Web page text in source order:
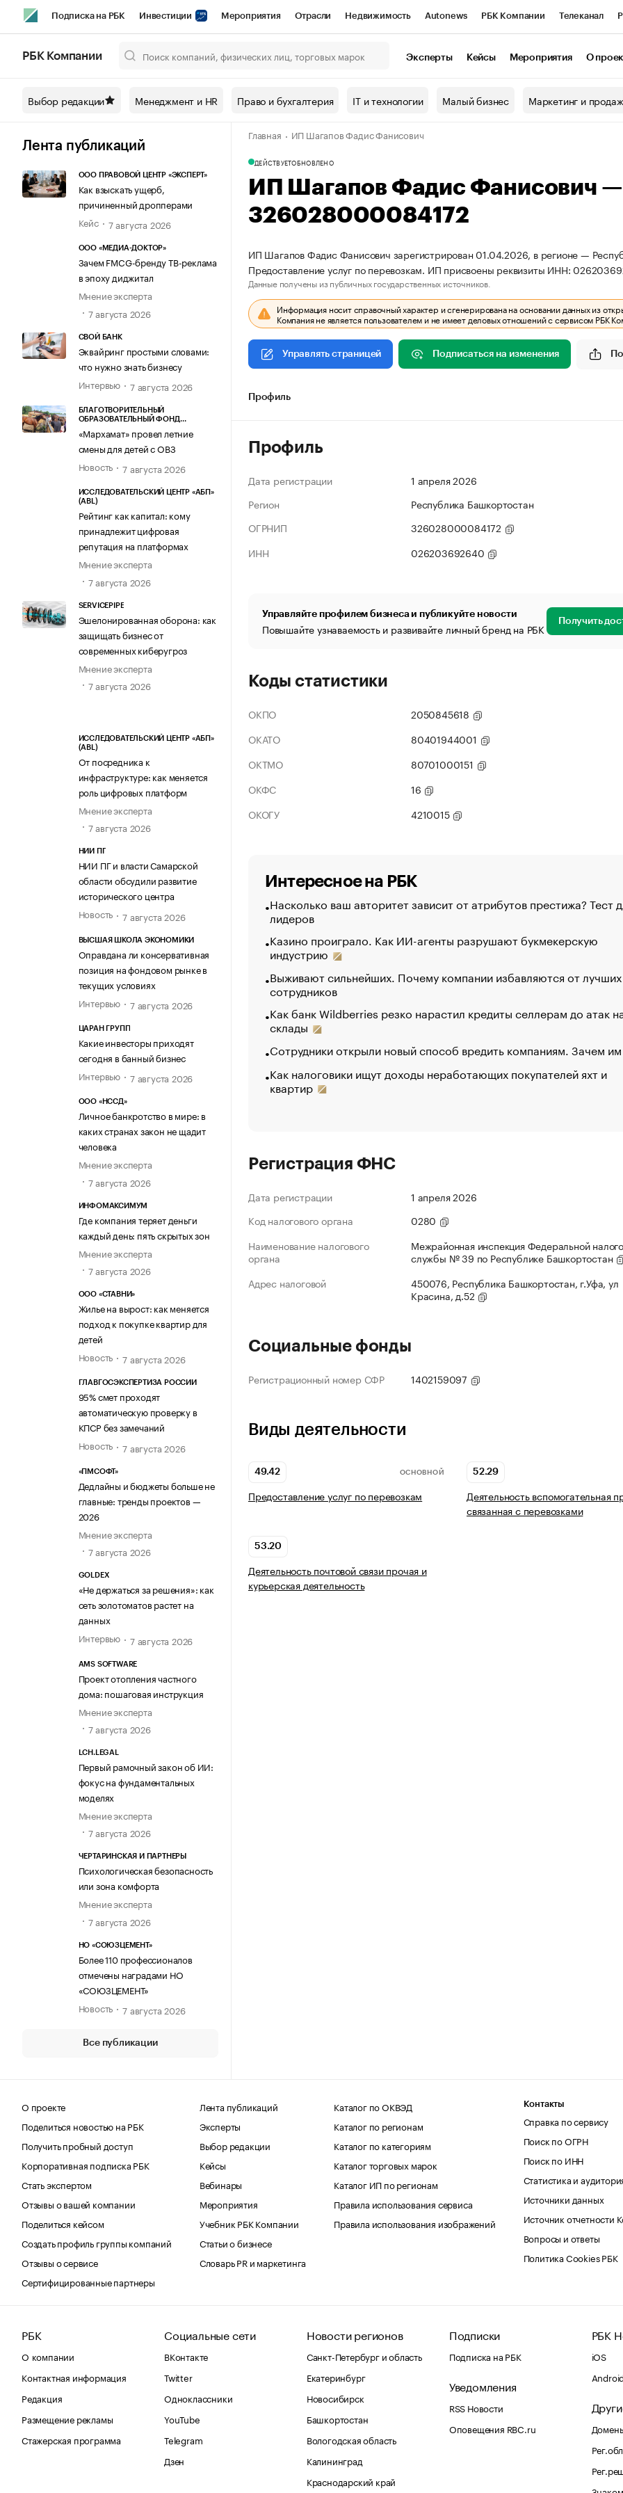
Подписка на РБК Инвестиции Мероприятия Отрасли Недвижимость Autonews РБК Компании Телеканал
Спецпроекты СПб Конференции СПб Спецпроекты Проверка контрагентов
Технологии и медиа Рынок наличной валюты
РБК Компании Эксперты Кейсы Мероприятия О
Выбор редакции Менеджмент и HR Право и бухгалтерия IT и технологии Малый бизнес Маркетинг и
Лента публикаций
ООО ПРАВОВОЙ ЦЕНТР «ЭКСПЕРТ»
Как взыскать ущерб,
причиненный дропперами
Кейс
7 августа 2026
ООО «МЕДИА-ДОКТОР»
Зачем FMCG-бренду ТВ-реклама
в эпоху диджитал
Мнение эксперта
7 августа 2026
СВОЙ БАНК
Эквайринг простыми словами:
что нужно знать бизнесу
Интервью
7 августа 2026
БЛАГОТВОРИТЕЛЬНЫЙ
ОБРАЗОВАТЕЛЬНЫЙ ФОНД
«Мархамат» провел летние
смены для детей с ОВЗ
Новость
7 августа 2026
ИССЛЕДОВАТЕЛЬСКИЙ ЦЕНТР «АБП»
(ABL)
Рейтинг как капитал: кому
принадлежит цифровая
репутация на платформах
Мнение эксперта
7 августа 2026
SERVICEPIPE
Эшелонированная оборона: как
защищать бизнес от
современных киберугроз
Мнение эксперта
7 августа 2026
ИССЛЕДОВАТЕЛЬСКИЙ ЦЕНТР «АБП»
(ABL)
От посредника к
инфраструктуре: как меняется
роль цифровых платформ
Мнение эксперта
7 августа 2026
НИИ ПГ
НИИ ПГ и власти Самарской
области обсудили развитие
исторического центра
Новость
7 августа 2026
ВЫСШАЯ ШКОЛА ЭКОНОМИКИ
Оправдана ли консервативная
позиция на фондовом рынке в
текущих условиях
Интервью
7 августа 2026
ЦАРАН ГРУПП
Какие инвесторы приходят
сегодня в банный бизнес
Интервью
7 августа 2026
ООО «НССД»
Личное банкротство в мире: в
каких странах закон не щадит
человека
Мнение эксперта
7 августа 2026
ИНФОМАКСИМУМ
Где компания теряет деньги
каждый день: пять скрытых зон
Мнение эксперта
7 августа 2026
ООО «СТАВНИ»
Жилье на вырост: как меняется
подход к покупке квартир для
детей
Новость
7 августа 2026
ГЛАВГОСЭКСПЕРТИЗА РОССИИ
95% смет проходят
автоматическую проверку в
КПСР без замечаний
Новость
7 августа 2026
«ПМСОФТ»
Дедлайны и бюджеты больше не
главные: тренды проектов —
2026
Мнение эксперта
7 августа 2026
GOLDEX
«Не держаться за решения»: как
сеть золотоматов растет на
данных
Интервью
7 августа 2026
AMS SOFTWARE
Проект отопления частного
дома: пошаговая инструкция
Мнение эксперта
7 августа 2026
LCH.LEGAL
Первый рамочный закон об ИИ:
фокус на фундаментальных
моделях
Мнение эксперта
7 августа 2026
ЧЕРТАРИНСКАЯ И ПАРТНЕРЫ
Психологическая безопасность
или зона комфорта
Мнение эксперта
7 августа 2026
НО «СОЮЗЦЕМЕНТ»
Более 110 профессионалов
отмечены наградами НО
«СОЮЗЦЕМЕНТ»
Новость
7 августа 2026
Все публикации
Главная ИП Шагапов Фадис Фанисович
ДЕЙСТВУЕТОБНОВЛЕНО
ИП Шагапов Фадис Фанисович
326028000084172
ИП Шагапов Фадис Фанисович зарегистрирован 01.04.2026, в регионе —
Предоставление услуг по перевозкам. ИП присвоены реквизиты ИНН:
Данные получены из публичных государственных источников.
Информация носит справочный характер и сгенерирована на основании данных из
Компания не является пользователем и не имеет деловых отношений с сервисом РБК
Управлять страницей Подписаться на изменения
Профиль
Профиль
Дата регистрации
1 апреля 2026
Регион
Республика Башкортостан
ОГРНИП
326028000084172
ИНН
026203692640
Управляйте профилем бизнеса и публикуйте новости
Повышайте узнаваемость и развивайте личный бренд на РБК Получить
Коды статистики
ОКПО
2050845618
ОКАТО
80401944001
ОКТМО
80701000151
ОКФС
16
ОКОГУ
4210015
Интересное на РБК
Насколько ваш авторитет зависит от атрибутов престижа? Тест
лидеров
Казино проиграло. Как ИИ-агенты разрушают букмекерскую
индустрию
Выживают сильнейших. Почему компании избавляются от лучших
сотрудников
Как банк Wildberries резко нарастил кредиты селлерам до атак
склады
Сотрудники открыли новый способ вредить компаниям. Зачем
Как налоговики ищут доходы неработающих покупателей яхт и
квартир
Регистрация ФНС
Дата регистрации
1 апреля 2026
Код налогового органа
0280
Наименование налогового
органа
Межрайонная инспекция Федеральной
службы № 39 по Республике Башкортостан
Адрес налоговой
450076, Республика Башкортостан, г.Уфа, ул
Красина, д.52
Социальные фонды
Регистрационный номер СФР 1402159097
Виды деятельности
49.42 ОСНОВНОЙ
Предоставление услуг по перевозкам
52.29
Деятельность вспомогательная
связанная с перевозками
53.20
Деятельность почтовой связи прочая и
курьерская деятельность
О проекте
Поделиться новостью на РБК
Получить пробный доступ
Корпоративная подписка РБК
Стать экспертом
Отзывы о вашей компании
Поделиться кейсом
Создать профиль группы компаний
Отзывы о сервисе
Сертифицированные партнеры
Лента публикаций
Эксперты
Выбор редакции
Кейсы
Вебинары
Мероприятия
Учебник РБК Компании
Статьи о бизнесе
Словарь PR и маркетинга
Каталог по ОКВЭД
Каталог по регионам
Каталог по категориям
Каталог торговых марок
Каталог ИП по регионам
Правила использования сервиса
Правила использования изображений
Контакты
Справка по сервису
Поиск по ОГРН
Поиск по ИНН
Статистика и
Источники данных
Источник отчетности
Вопросы и ответы
Политика Cookies РБК
РБК
О компании
Контактная информация
Редакция
Размещение рекламы
Стажерская программа
Социальные сети
ВКонтакте
Twitter
Одноклассники
YouTube
Telegram
Дзен
Новости регионов
Санкт-Петербург и область
Екатеринбург
Новосибирск
Башкортостан
Вологодская область
Калининград
Краснодарский край
Подписки
Подписка на РБК
Уведомления
RSS Новости
Оповещения RBC.ru
РБК
iOS